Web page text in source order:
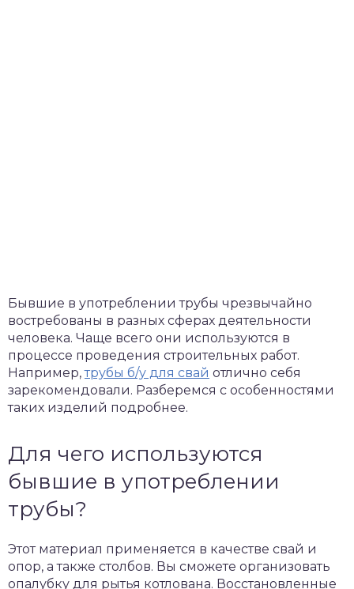
Бывшие в употреблении трубы чрезвычайно
востребованы в разных сферах деятельности
человека. Чаще всего они используются в
процессе проведения строительных работ.
Например,трубы б/у для свай отлично себя
зарекомендовали. Разберемся с особенностями
таких изделий подробнее.
Для чего используются
бывшие в употреблении
трубы?
Этот материал применяется в качестве свай и
опор, а также столбов. Вы сможете организовать
опалубку для рытья котлована. Восстановленные